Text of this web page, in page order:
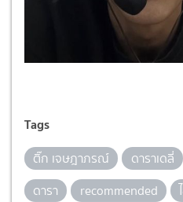
Tags
ติ๊ก เจษฎาภรณ์ ดาราเดลี่
ดารา
recommended